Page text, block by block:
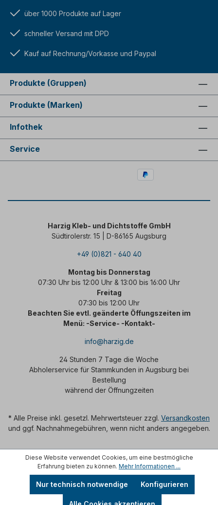
über 1000 Produkte auf Lager
schneller Versand mit DPD
Kauf auf Rechnung/Vorkasse und Paypal
Produkte (Gruppen)
Produkte (Marken)
Infothek
Service
Harzig Kleb- und Dichtstoffe GmbH
Südtirolerstr. 15 | D-86165 Augsburg
+49 (0)821 - 640 40
Montag bis Donnerstag
07:30 Uhr bis 12:00 Uhr & 13:00 bis 16:00 Uhr
Freitag
07:30 bis 12:00 Uhr
Beachten Sie evtl. geänderte Öffungszeiten im
Menü: -Service- -Kontakt-
info@harzig.de
24 Stunden 7 Tage die Woche
Abholerservice für Stammkunden in Augsburg bei
Bestellung
während der Öffnungzeiten
* Alle Preise inkl. gesetzl. Mehrwertsteuer zzgl. Versandkosten
und ggf. Nachnahmegebühren, wenn nicht anders angegeben.
Diese Website verwendet Cookies, um eine bestmögliche
Erfahrung bieten zu können. Mehr Informationen ...
Nur technisch notwendige Konfigurieren